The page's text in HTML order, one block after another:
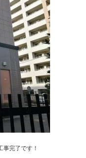
完了です！